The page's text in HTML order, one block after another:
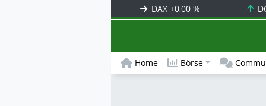
DAX +0,00 %
Home Börse